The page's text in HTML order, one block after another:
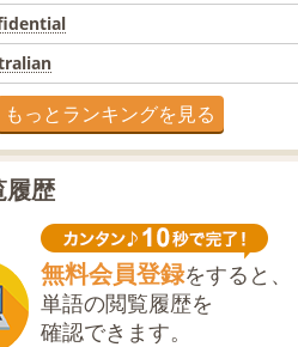
もっとランキングを見る
履歴
無料会員登録をすると、
単語の閲覧履歴を
確認できます。